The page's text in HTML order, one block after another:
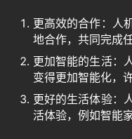
像
更高效的合作：人
地合作，共同完成任
更加智能的生活：
变得更加智能化，
更好的生活体验：
活体验，例如智能